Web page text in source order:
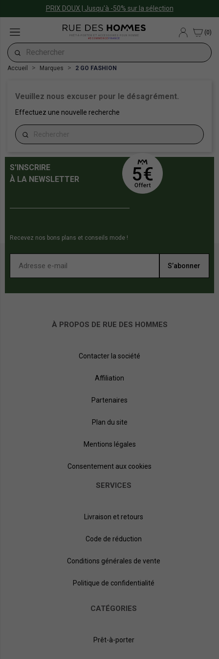
PRIX DOUX | Jusqu'à -50% sur la sélection
PRÊT-À-PORTER ET ACCESSOIRES POUR HOMME
#ECOMMERCE FRANCE
(0)
Accueil Marques 2 GO FASHION
Veuillez nous excuser pour le désagrément.
Effectuez une nouvelle recherche
S'INSCRIRE
À LA NEWSLETTER
Recevez nos bons plans et conseils mode !
S’abonner
À PROPOS DE RUE DES HOMMES
Contacter la société
Affiliation
Partenaires
Plan du site
Mentions légales
Consentement aux cookies
SERVICES
Livraison et retours
Code de réduction
Conditions générales de vente
Politique de confidentialité
CATÉGORIES
Prêt-à-porter